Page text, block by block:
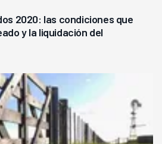
2020: las condiciones que
y la liquidación del